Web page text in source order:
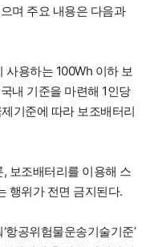
며 주요 내용은 다음과
사용하는 100Wh 이하 보
내 기준을 마련해 1인당
기준에 따라 보조배터리
보조배터리를 이용해 스
행위가 전면 금지된다.
항공위험물운송기술기준’